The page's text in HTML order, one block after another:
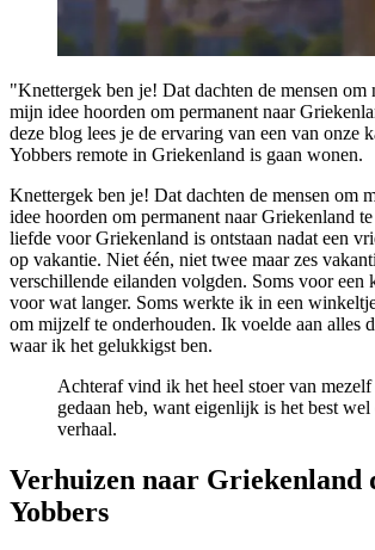
"Knettergek ben je! Dat dachten de mensen om
mijn idee hoorden om permanent naar
deze blog lees je de ervaring van een van onze
Yobbers remote in Griekenland is gaan wonen.
Knettergek ben je! Dat dachten de mensen om
idee hoorden om permanent naar Griekenland
liefde voor Griekenland is ontstaan nadat een
op vakantie. Niet één, niet twee maar zes
verschillende eilanden volgden. Soms voor een
voor wat langer. Soms werkte ik in een
om mijzelf te onderhouden. Ik voelde aan alles
waar ik het gelukkigst ben.
Achteraf vind ik het heel stoer van
gedaan heb, want eigenlijk is het best wel
verhaal.
Verhuizen naar Griekenland
Yobbers